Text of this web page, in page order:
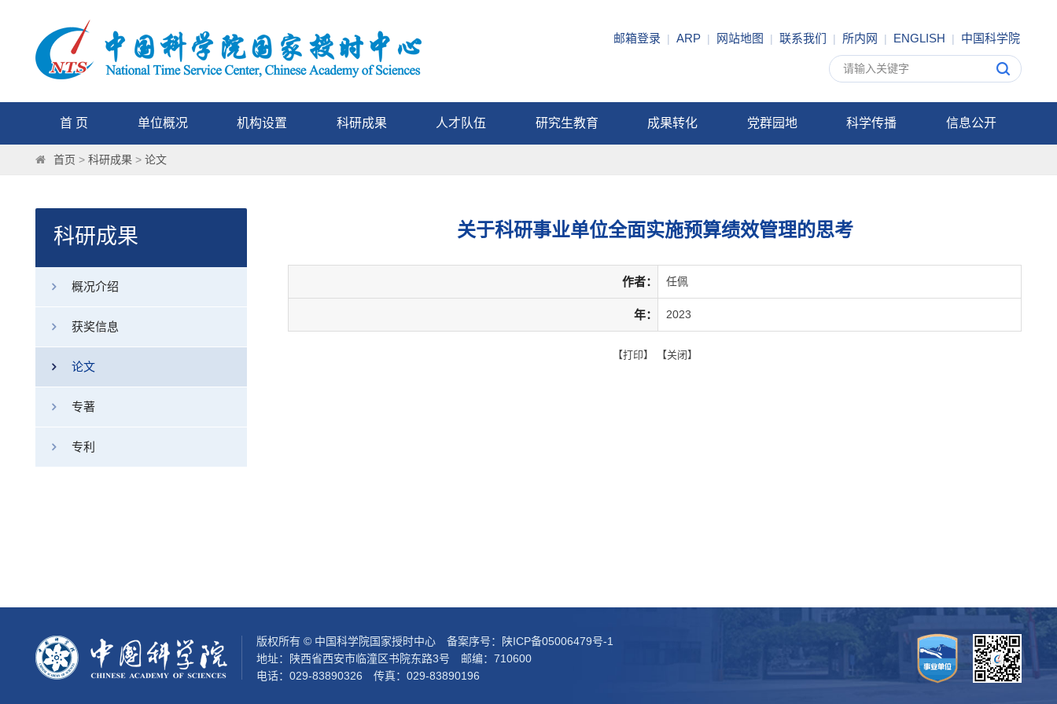
邮箱登录 | ARP | 网站地图 | 联系我们 | 所内网 | ENGLISH | 中国科学院
首 页 单位概况 机构设置 科研成果 人才队伍 研究生教育 成果转化 党群园地 科学传播 信息公开
首页 > 科研成果 > 论文
科研成果
概况介绍
获奖信息
论文
专著
专利
关于科研事业单位全面实施预算绩效管理的思考
作者： 任佩
年： 2023
【打印】 【关闭 】
版权所有 © 中国科学院国家授时中心 备案序号：
陕ICP备05006479号-1
地址：陕西省西安市临潼区书院东路3号 邮编：710600
电话：029-83890326 传真：029-83890196